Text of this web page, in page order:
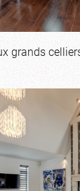
grands